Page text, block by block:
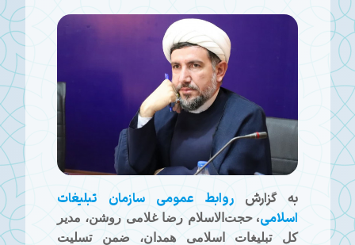
به گزارش روابط عمومی سازمان تبلیغات
اسلامی،حجت‌الاسلام رضا غلامی روشن، مدیر
کل تبلیغات اسلامی همدان، ضمن تسلیت